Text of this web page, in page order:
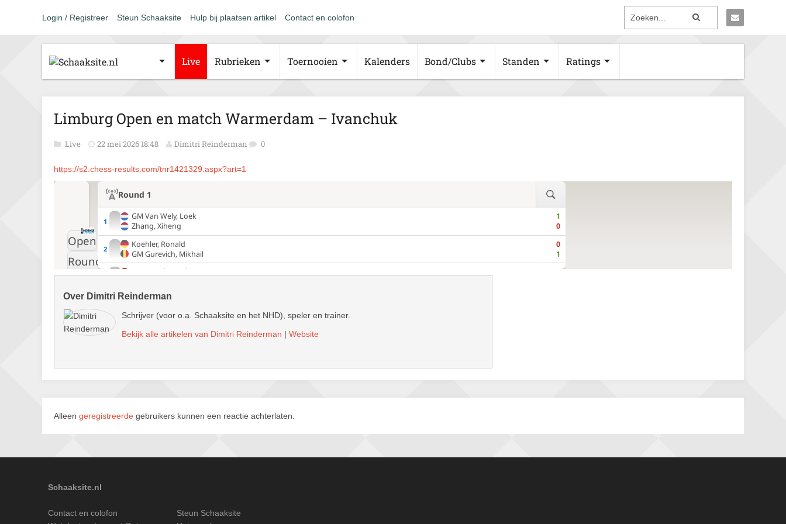
Login / Registreer Steun Schaaksite Hulp bij plaatsen artikel Contact en colofon
Live Rubrieken Toernooien Kalenders Bond/Clubs Standen Ratings
Limburg Open en match Warmerdam – Ivanchuk
Live 22 mei 2026 18:48 Dimitri Reinderman 0
https://s2.chess-results.com/tnr1421329.aspx?art=1
Over Dimitri Reinderman
Schrijver (voor o.a. Schaaksite en het NHD), speler en trainer.
Bekijk alle artikelen van Dimitri Reinderman | Website
Alleen geregistreerde gebruikers kunnen een reactie achterlaten.
Schaaksite.nl
Contact en colofon
Steun Schaaksite